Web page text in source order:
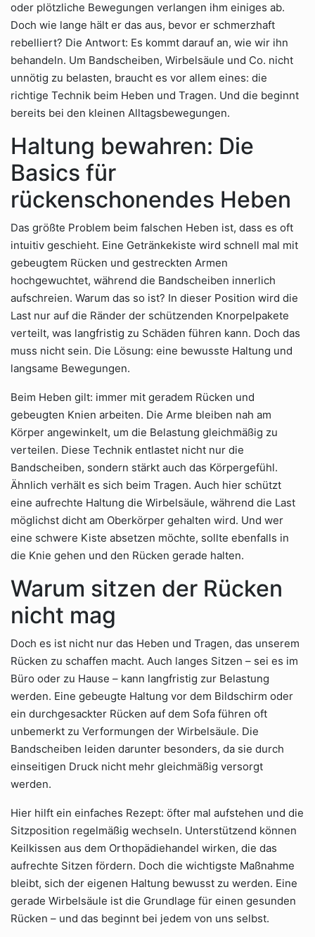
oder plötzliche Bewegungen verlangen ihm einiges ab.
Doch wie lange hält er das aus, bevor er schmerzhaft
rebelliert? Die Antwort: Es kommt darauf an, wie wir ihn
behandeln. Um Bandscheiben, Wirbelsäule und Co. nicht
unnötig zu belasten, braucht es vor allem eines: die
richtige Technik beim Heben und Tragen. Und die beginnt
bereits bei den kleinen Alltagsbewegungen.
Haltung bewahren: Die
Basics für
rückenschonendes Heben
Das größte Problem beim falschen Heben ist, dass es oft
intuitiv geschieht. Eine Getränkekiste wird schnell mal mit
gebeugtem Rücken und gestreckten Armen
hochgewuchtet, während die Bandscheiben innerlich
aufschreien. Warum das so ist? In dieser Position wird die
Last nur auf die Ränder der schützenden Knorpelpakete
verteilt, was langfristig zu Schäden führen kann. Doch das
muss nicht sein. Die Lösung: eine bewusste Haltung und
langsame Bewegungen.
Beim Heben gilt: immer mit geradem Rücken und
gebeugten Knien arbeiten. Die Arme bleiben nah am
Körper angewinkelt, um die Belastung gleichmäßig zu
verteilen. Diese Technik entlastet nicht nur die
Bandscheiben, sondern stärkt auch das Körpergefühl.
Ähnlich verhält es sich beim Tragen. Auch hier schützt
eine aufrechte Haltung die Wirbelsäule, während die Last
möglichst dicht am Oberkörper gehalten wird. Und wer
eine schwere Kiste absetzen möchte, sollte ebenfalls in
die Knie gehen und den Rücken gerade halten.
Warum sitzen der Rücken
nicht mag
Doch es ist nicht nur das Heben und Tragen, das unserem
Rücken zu schaffen macht. Auch langes Sitzen – sei es im
Büro oder zu Hause – kann langfristig zur Belastung
werden. Eine gebeugte Haltung vor dem Bildschirm oder
ein durchgesackter Rücken auf dem Sofa führen oft
unbemerkt zu Verformungen der Wirbelsäule. Die
Bandscheiben leiden darunter besonders, da sie durch
einseitigen Druck nicht mehr gleichmäßig versorgt
werden.
Hier hilft ein einfaches Rezept: öfter mal aufstehen und die
Sitzposition regelmäßig wechseln. Unterstützend können
Keilkissen aus dem Orthopädiehandel wirken, die das
aufrechte Sitzen fördern. Doch die wichtigste Maßnahme
bleibt, sich der eigenen Haltung bewusst zu werden. Eine
gerade Wirbelsäule ist die Grundlage für einen gesunden
Rücken – und das beginnt bei jedem von uns selbst.